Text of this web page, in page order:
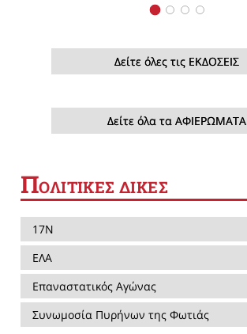
Δείτε όλες τις ΕΚΔΟΣΕΙΣ
Δείτε όλα τα ΑΦΙΕΡΩΜΑΤΑ
ΠΟΛΙΤΙΚΕΣ ΔΙΚΕΣ
17Ν
ΕΛΑ
Επαναστατικός Αγώνας
Συνωμοσία Πυρήνων της Φωτιάς